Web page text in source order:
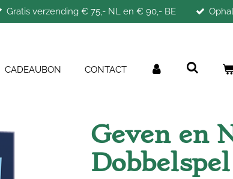
Gratis verzending € 75,- NL en € 90,- BE
CADEAUBON CONTACT
Geven en
Dobbelspel